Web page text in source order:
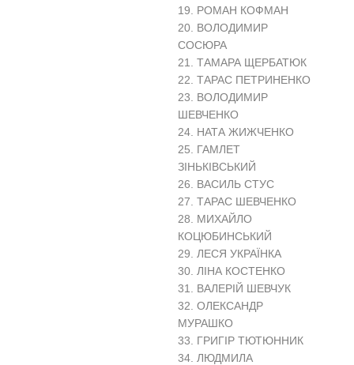
19. РОМАН КОФМАН
20. ВОЛОДИМИР
СОСЮРА
21. ТАМАРА ЩЕРБАТЮК
22. ТАРАС ПЕТРИНЕНКО
23. ВОЛОДИМИР
ШЕВЧЕНКО
24. НАТА ЖИЖЧЕНКО
25. ГАМЛЕТ
ЗІНЬКІВСЬКИЙ
26. ВАСИЛЬ СТУС
27. ТАРАС ШЕВЧЕНКО
28. МИХАЙЛО
КОЦЮБИНСЬКИЙ
29. ЛЕСЯ УКРАЇНКА
30. ЛІНА КОСТЕНКО
31. ВАЛЕРІЙ ШЕВЧУК
32. ОЛЕКСАНДР
МУРАШКО
33. ГРИГІР ТЮТЮННИК
34. ЛЮДМИЛА